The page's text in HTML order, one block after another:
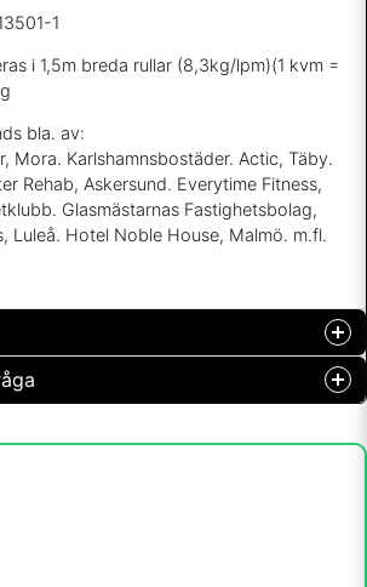
1
i 1,5m breda rullar (8,3kg/lpm)(1 kvm =
bla. av:
Mora. Karlshamnsbostäder. Actic, Täby.
Rehab, Askersund. Everytime Fitness,
Glasmästarnas Fastighetsbolag,
Luleå. Hotel Noble House, Malmö. m.fl.
om denna produkten...